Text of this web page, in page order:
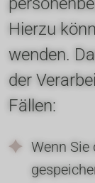
Hierzu
wenden.
der
Fällen:
Wenn Sie